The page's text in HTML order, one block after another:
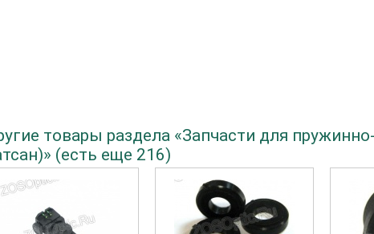
товары раздела «Запчасти для
(есть еще 216)